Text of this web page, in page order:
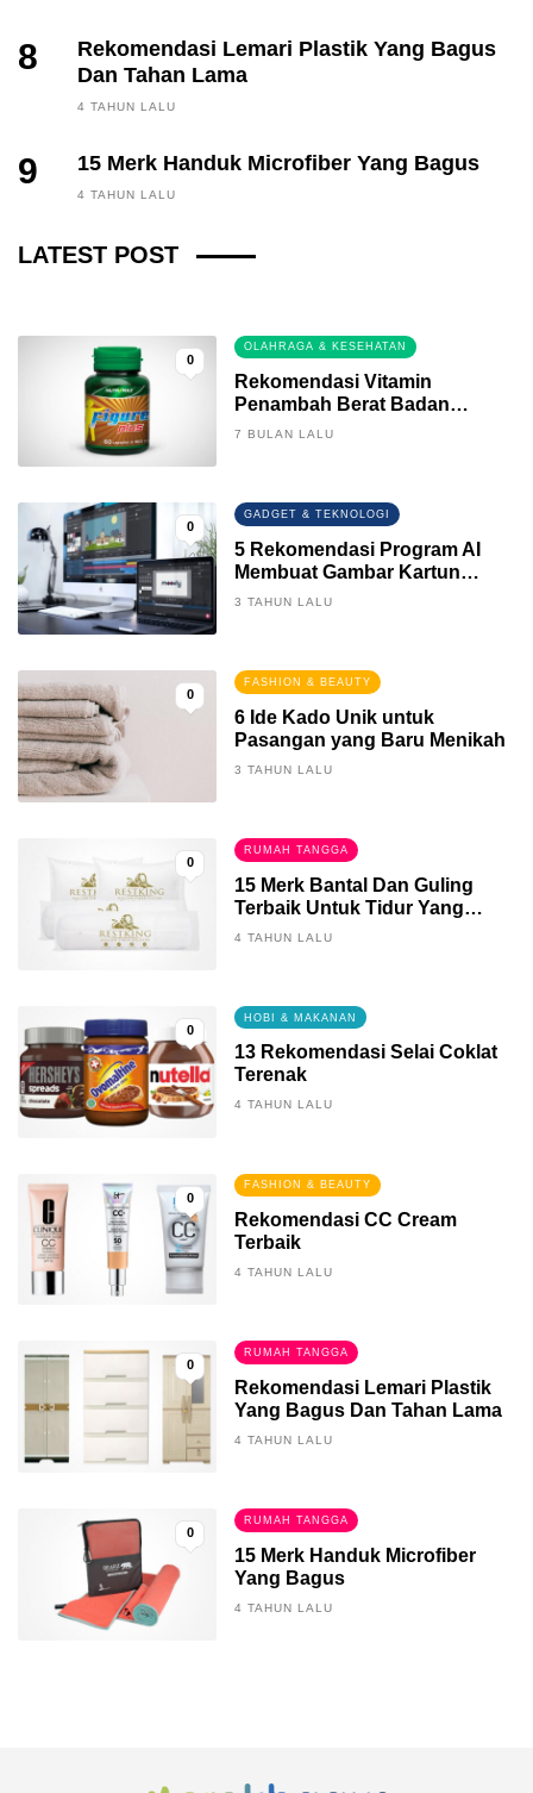
8
Rekomendasi Lemari Plastik Yang Bagus
Dan Tahan Lama
4 TAHUN LALU
9 15 Merk Handuk Microfiber Yang Bagus
4 TAHUN LALU
LATEST POST
FINANCE, INVESTING
3 BULAN LALU
0
OLAHRAGA & KESEHATAN
Rekomendasi Vitamin
Penambah Berat Badan
Terbaik
7 BULAN LALU
0
GADGET & TEKNOLOGI
5 Rekomendasi Program AI
Membuat Gambar Kartun
Keren
3 TAHUN LALU
0
FASHION & BEAUTY
6 Ide Kado Unik untuk
Pasangan yang Baru Menikah
3 TAHUN LALU
0
RUMAH TANGGA
15 Merk Bantal Dan Guling
Terbaik Untuk Tidur Yang
Berkualitas
4 TAHUN LALU
0
HOBI & MAKANAN
13 Rekomendasi Selai Coklat
Terenak
4 TAHUN LALU
0
FASHION & BEAUTY
Rekomendasi CC Cream
Terbaik
4 TAHUN LALU
0
RUMAH TANGGA
Rekomendasi Lemari Plastik
Yang Bagus Dan Tahan Lama
4 TAHUN LALU
0
RUMAH TANGGA
15 Merk Handuk Microfiber
Yang Bagus
4 TAHUN LALU